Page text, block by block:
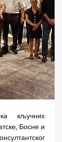
кључних
Босне и